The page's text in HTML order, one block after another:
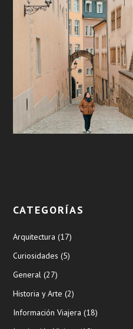
CATEGORÍAS
Arquitectura (17)
Curiosidades (5)
General (27)
Historia y Arte (2)
Información Viajera (18)